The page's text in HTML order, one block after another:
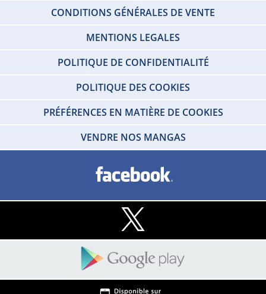
CONDITIONS GÉNÉRALES DE VENTE
MENTIONS LEGALES
POLITIQUE DE CONFIDENTIALITÉ
POLITIQUE DES COOKIES
PRÉFÉRENCES EN MATIÈRE DE COOKIES
VENDRE NOS MANGAS